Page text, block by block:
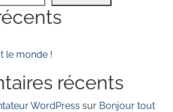
le monde !
récents
WordPress sur Bonjour tout